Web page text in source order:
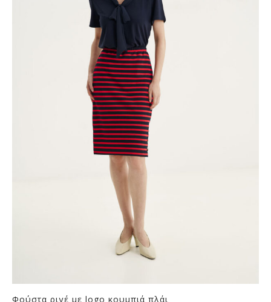
Φούστα ριγέ με logo κουμπιά πλάι